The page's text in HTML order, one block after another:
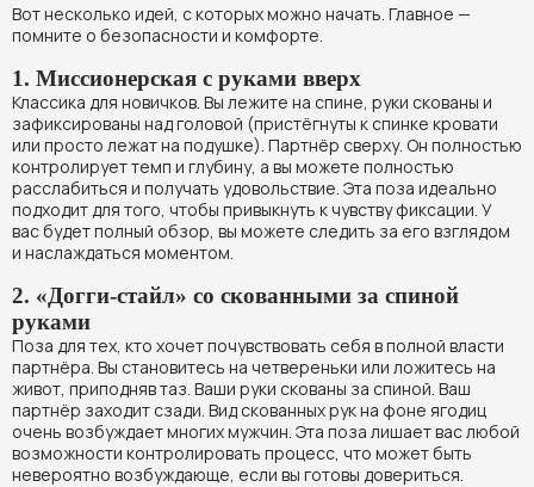
Вот несколько идей, с которых можно начать. Главное —
помните о безопасности и комфорте.
1. Миссионерская с руками вверх
Классика для новичков. Вы лежите на спине, руки скованы и
зафиксированы над головой (пристёгнуты к спинке кровати
или просто лежат на подушке). Партнёр сверху. Он полностью
контролирует темп и глубину, а вы можете полностью
расслабиться и получать удовольствие. Эта поза идеально
подходит для того, чтобы привыкнуть к чувству фиксации. У
вас будет полный обзор, вы можете следить за его взглядом
и наслаждаться моментом.
2. «Догги-стайл» со скованными за спиной
руками
Поза для тех, кто хочет почувствовать себя в полной власти
партнёра. Вы становитесь на четвереньки или ложитесь на
живот, приподняв таз. Ваши руки скованы за спиной. Ваш
партнёр заходит сзади. Вид скованных рук на фоне ягодиц
очень возбуждает многих мужчин. Эта поза лишает вас любой
возможности контролировать процесс, что может быть
невероятно возбуждающе, если вы готовы довериться.